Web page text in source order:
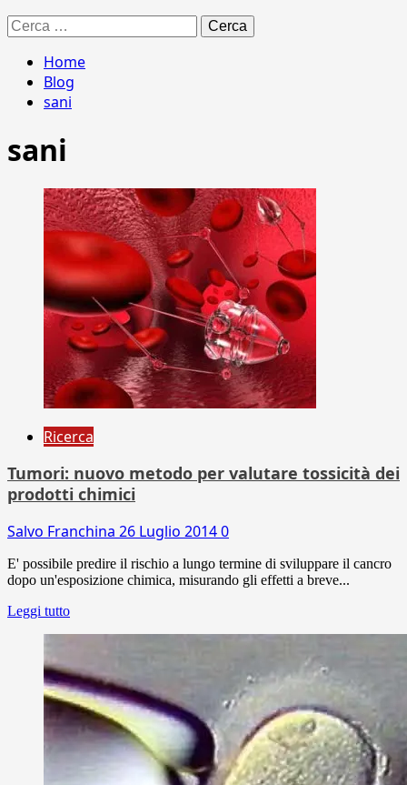
Ricerca
per:
Home
Blog
sani
sani
Ricerca
Tumori: nuovo metodo per valutare tossicità dei
prodotti chimici
Salvo Franchina 26 Luglio 20140
E' possibile predire il rischio a lungo termine di sviluppare il cancro
dopo un'esposizione chimica, misurando gli effetti a breve...
Leggi tutto